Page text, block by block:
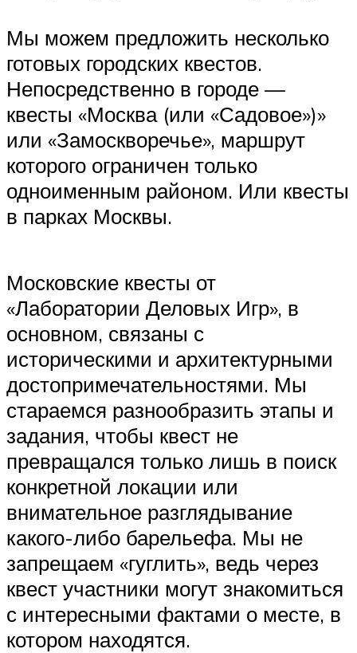
Мы можем предложить несколько
готовых городских квестов.
Непосредственно в городе —
квесты «Москва (или «Садовое»)»
или «Замоскворечье», маршрут
которого ограничен только
одноименным районом. Или квесты
в парках Москвы.
Московские квесты от
«Лаборатории Деловых Игр», в
основном, связаны с
историческими и архитектурными
достопримечательностями. Мы
стараемся разнообразить этапы и
задания, чтобы квест не
превращался только лишь в поиск
конкретной локации или
внимательное разглядывание
какого-либо барельефа. Мы не
запрещаем «гуглить», ведь через
квест участники могут знакомиться
с интересными фактами о месте, в
котором находятся.